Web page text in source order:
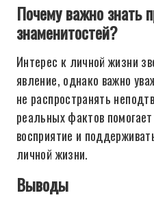
Почему важно знать
знаменитостей?
Интерес к личной жизни
явление, однако важно
не распространять
реальных фактов
восприятие и
личной жизни.
Выводы